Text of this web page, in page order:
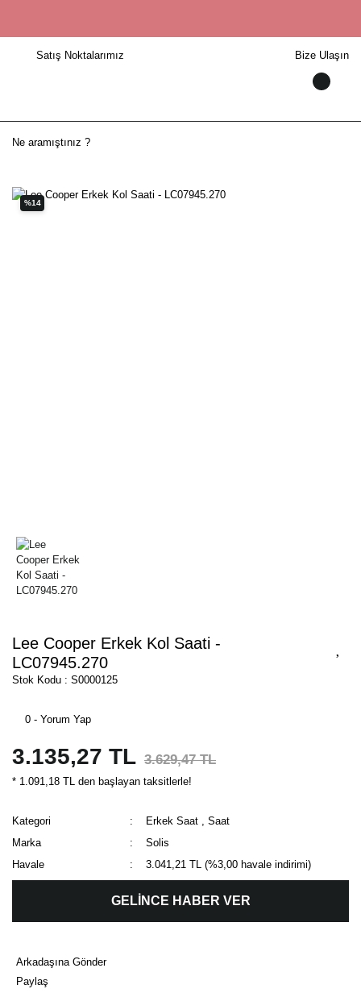
Satış Noktalarımız Bize Ulaşın
%14
Lee Cooper Erkek Kol Saati -
LC07945.270
Stok Kodu : S0000125
0 - Yorum Yap
3.135,27 TL 3.629,47 TL
* 1.091,18 TL den başlayan taksitlerle!
Kategori Erkek Saat ,Saat
Marka
Solis
Havale
3.041,21 TL (%3,00 havale indirimi)
GELİNCE HABER VER
Arkadaşına Gönder
Paylaş